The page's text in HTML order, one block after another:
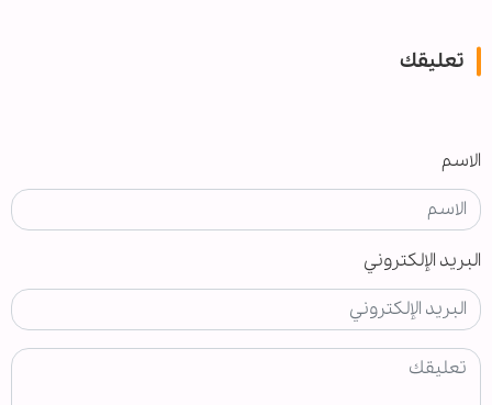
تعليقك
الاسم
البريد الإلكتروني